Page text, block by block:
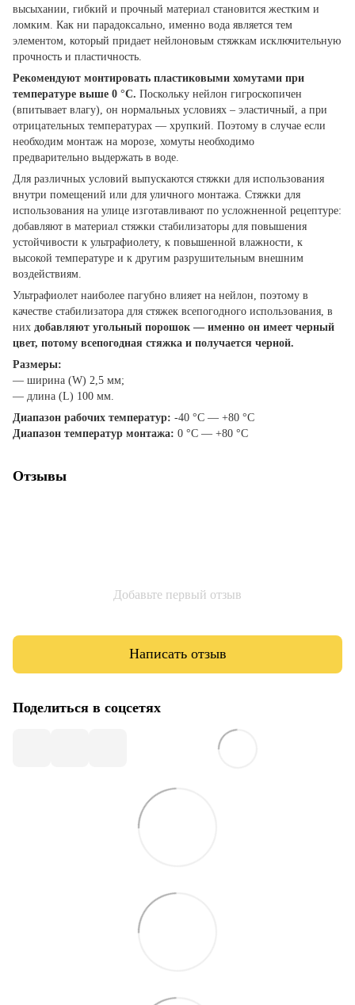
высыхании, гибкий и прочный материал становится жестким и
ломким. Как ни парадоксально, именно вода является тем
элементом, который придает нейлоновым стяжкам исключительную
прочность и пластичность.
Рекомендуют монтировать пластиковыми хомутами при
температуре выше 0 °С. Поскольку нейлон гигроскопичен
(впитывает влагу), он нормальных условиях – эластичный, а при
отрицательных температурах — хрупкий. Поэтому в случае если
необходим монтаж на морозе, хомуты необходимо
предварительно выдержать в воде.
Для различных условий выпускаются стяжки для использования
внутри помещений или для уличного монтажа. Стяжки для
использования на улице изготавливают по усложненной рецептуре:
добавляют в материал стяжки стабилизаторы для повышения
устойчивости к ультрафиолету, к повышенной влажности, к
высокой температуре и к другим разрушительным внешним
воздействиям.
Ультрафиолет наиболее пагубно влияет на нейлон, поэтому в
качестве стабилизатора для стяжек всепогодного использования, в
них добавляют угольный порошок — именно он имеет черный
цвет, потому всепогодная стяжка и получается черной.
Размеры:
— ширина (W) 2,5 мм;
— длина (L) 100 мм.
Диапазон рабочих температур: -40 °С — +80 °С
Диапазон температур монтажа: 0 °С — +80 °С
Отзывы
Добавьте первый отзыв
Написать отзыв
Поделиться в соцсетях